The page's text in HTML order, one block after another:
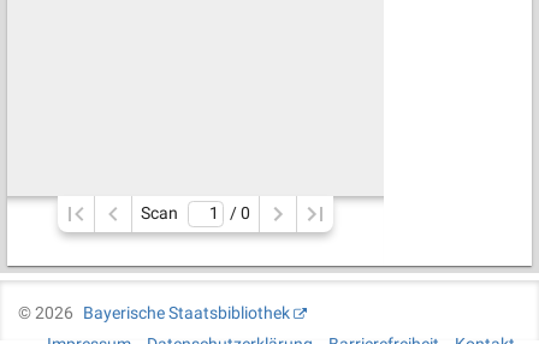
Scan / 0
©2026
Bayerische Staatsbibliothek